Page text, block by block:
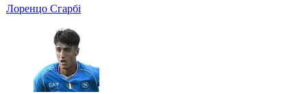
Лоренцо Сгарбі